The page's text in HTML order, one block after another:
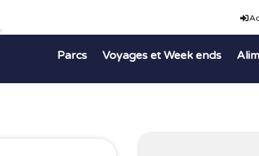
Parcs Voyages et Week ends